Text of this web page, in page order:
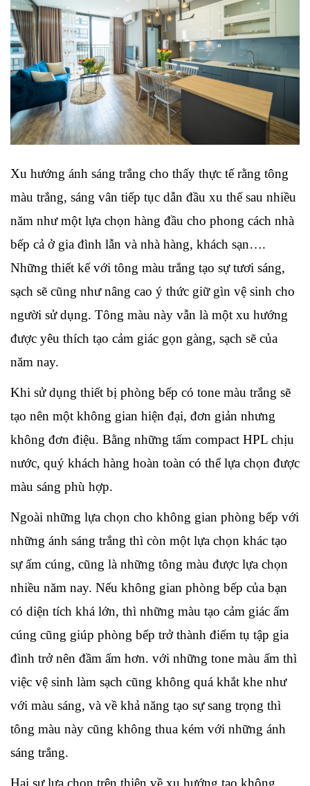
Xu hướng ánh sáng trắng cho thấy thực tế rằng tông
màu trắng, sáng vân tiếp tục dẫn đầu xu thế sau nhiều
năm như một lựa chọn hàng đầu cho phong cách nhà
bếp cả ở gia đình lẫn và nhà hàng, khách sạn….
Những thiết kế với tông màu trắng tạo sự tươi sáng,
sạch sẽ cũng như nâng cao ý thức giữ gìn vệ sinh cho
người sử dụng. Tông màu này vẫn là một xu hướng
được yêu thích tạo cảm giác gọn gàng, sạch sẽ của
năm nay.
Khi sử dụng thiết bị phòng bếp có tone màu trắng sẽ
tạo nên một không gian hiện đại, đơn giản nhưng
không đơn điệu. Bằng những tấm compact HPL chịu
nước, quý khách hàng hoàn toàn có thể lựa chọn được
màu sáng phù hợp.
Ngoài những lựa chọn cho không gian phòng bếp với
những ánh sáng trắng thì còn một lựa chọn khác tạo
sự ấm cúng, cũng là những tông màu được lựa chọn
nhiều năm nay. Nếu không gian phòng bếp của bạn
có diện tích khá lớn, thì những màu tạo cảm giác ấm
cúng cũng giúp phòng bếp trở thành điểm tụ tập gia
đình trở nên đầm ấm hơn. với những tone màu ấm thì
việc vệ sinh làm sạch cũng không quá khắt khe như
với màu sáng, và về khả năng tạo sự sang trọng thì
tông màu này cũng không thua kém với những ánh
sáng trắng.
Hai sự lựa chọn trên thiên về xu hướng tạo không